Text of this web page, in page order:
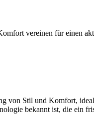
vereinen für einen
von Stil und Komfort,
bekannt ist, die ein